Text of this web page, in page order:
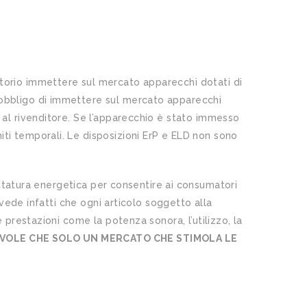
immettere sul mercato apparecchi dotati di
di immettere sul mercato apparecchi
rivenditore. Se l’apparecchio è stato immesso
Le disposizioni ErP e ELD non sono
energetica per consentire ai consumatori
infatti che ogni articolo soggetto alla
come la potenza sonora, l’utilizzo, la
CHE SOLO UN MERCATO CHE STIMOLA LE